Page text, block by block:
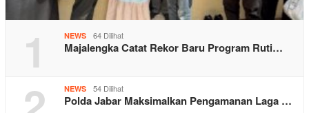
1 NEWS 64 Dilihat
Majalengka Catat Rekor Baru Program Ruti…
NEWS 54 Dilihat
Polda Jabar Maksimalkan Pengamanan Laga …